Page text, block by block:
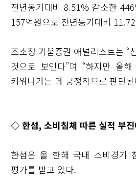
전년동기대비 8.51% 감소한
157억원으로 전년동기대비
조소정 키움증권 애널리스트는 “
것으로 보인다”며 “하지만 올
키워나가는 데 긍정적으로 판단
◇ 한섬, 소비침체 따른 실적 부
한섬은 올 한해 국내 소비경기
평가를 받고 있다.